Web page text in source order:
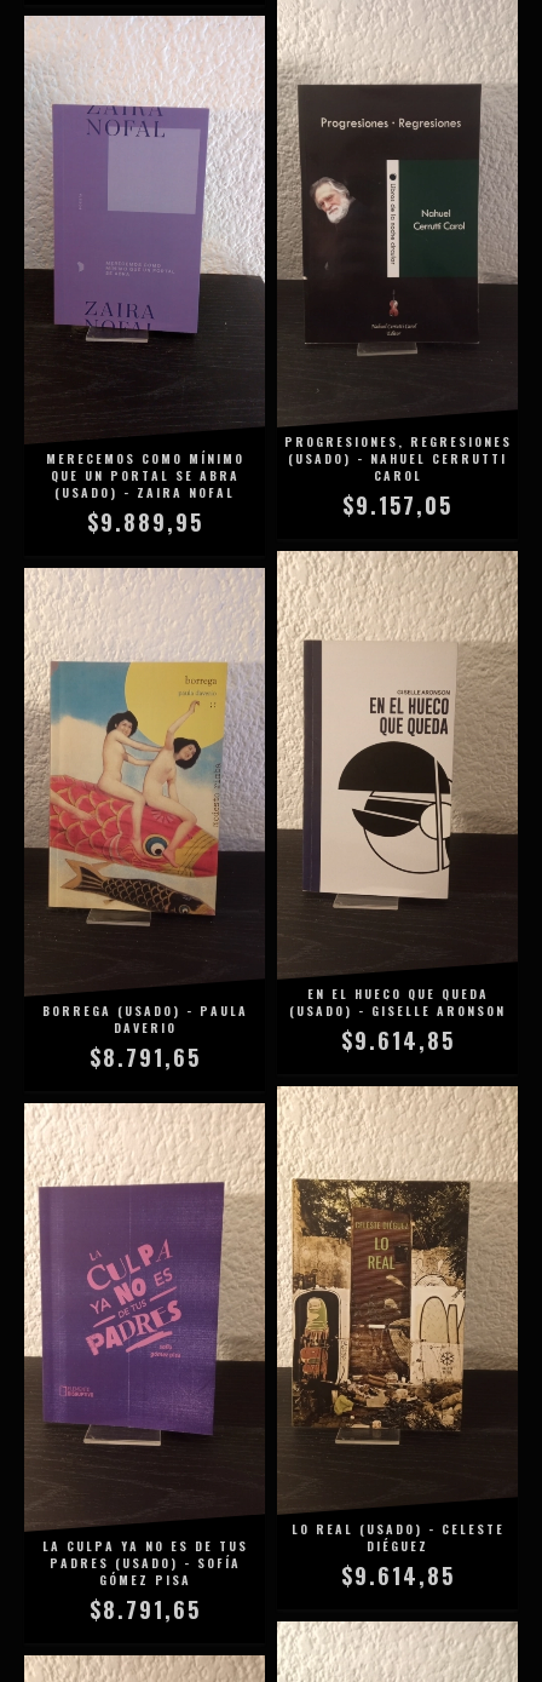
MERECEMOS COMO MÍNIMO
QUE UN PORTAL SE ABRA
(USADO) - ZAIRA NOFAL
$9.889,95
PROGRESIONES, REGRESIONES
(USADO) - NAHUEL CERRUTTI
CAROL
$9.157,05
BORREGA (USADO) - PAULA
DAVERIO
$8.791,65
EN EL HUECO QUE QUEDA
(USADO) - GISELLE ARONSON
$9.614,85
LA CULPA YA NO ES DE TUS
PADRES (USADO) - SOFÍA
GÓMEZ PISA
$8.791,65
LO REAL (USADO) - CELESTE
DIÉGUEZ
$9.614,85